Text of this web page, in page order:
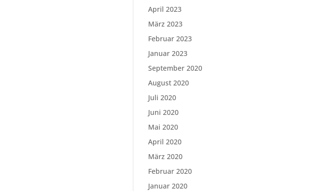
April 2023
März 2023
Februar 2023
Januar 2023
September 2020
August 2020
Juli 2020
Juni 2020
Mai 2020
April 2020
März 2020
Februar 2020
Januar 2020